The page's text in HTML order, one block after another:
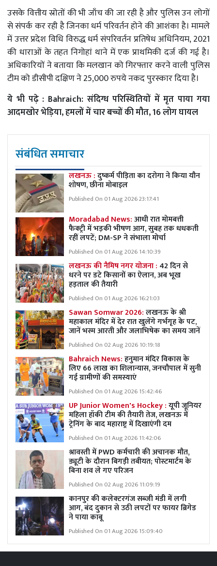
उसके वित्तीय स्रोतों की भी जाँच की जा रही है और पुलिस उन लोगों
से संपर्क कर रही है जिनका धर्म परिवर्तन होने की आशंका है। मामले
में उत्तर प्रदेश विधि विरुद्ध धर्म संपरिवर्तन प्रतिषेध अधिनियम, 2021
की धाराओं के तहत निगोहां थाने में एक प्राथमिकी दर्ज की गई है।
अधिकारियों ने बताया कि मलखान को गिरफ्तार करने वाली पुलिस
टीम को डीसीपी दक्षिण ने 25,000 रुपये नकद पुरस्कार दिया है।
ये भी पढ़े : Bahraich: संदिग्ध परिस्थितियों में मृत पाया गया
आदमखोर भेड़िया, हमलों में चार बच्चों की मौत, 16 लोग घायल
संबंधित समाचार
लखनऊ :दुष्कर्म पीड़िता का दरोगा ने किया यौन
शोषण, छीना मोबाइल
Published On 01 Aug 2026 23:17:41
Moradabad News:आधी रात मोमबत्ती
फैक्ट्री में भड़की भीषण आग, सुबह तक धधकती
रहीं लपटें; DM-SP ने संभाला मोर्चा
Published On 01 Aug 2026 14:10:39
लखनऊ की नैमिष नगर योजना : 42 दिन से
धरने पर डटे किसानों का ऐलान, अब भूख
हड़ताल की तैयारी
Published On 01 Aug 2026 16:21:03
Sawan Somwar 2026:लखनऊ के श्री
महाकाल मंदिर में देर रात खुलेंगे गर्भगृह के पट,
जानें भस्म आरती और जलाभिषेक का समय जानें
Published On 02 Aug 2026 10:19:18
Bahraich News:हनुमान मंदिर विकास के
लिए 66 लाख का शिलान्यास, जनचौपाल में सुनी
गई ग्रामीणों की समस्याएं
Published On 01 Aug 2026 15:42:46
UP Junior Women's Hockey :यूपी जूनियर
महिला हॉकी टीम की तैयारी तेज, लखनऊ में
ट्रेनिंग के बाद महाराष्ट्र में दिखाएंगी दम
Published On 01 Aug 2026 11:42:06
श्रावस्ती में PWD कर्मचारी की अचानक मौत,
ड्यूटी के दौरान बिगड़ी तबीयत; पोस्टमार्टम के
बिना शव ले गए परिजन
Published On 02 Aug 2026 11:09:19
कानपुर की कलेक्टरगंज सब्जी मंडी में लगी
आग, बंद दुकान से उठी लपटों पर फायर ब्रिगेड
ने पाया काबू
Published On 01 Aug 2026 15:09:40